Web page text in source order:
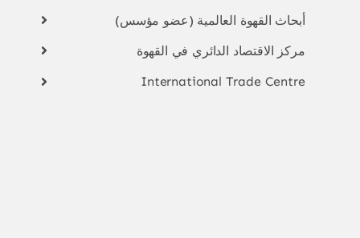
أبحاث القهوة العالمية (عضو مؤسس)
مركز الاقتصاد الدائري في القهوة
International Trade Centre